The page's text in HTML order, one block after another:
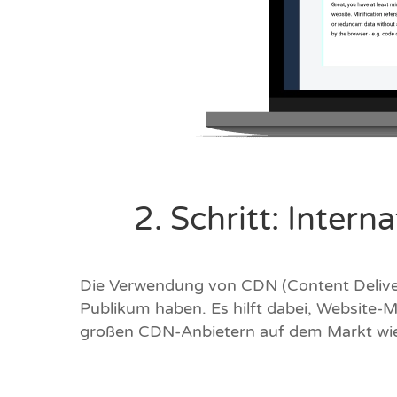
2. Schritt:
Die Verwendung von CDN (Content
Publikum haben. Es hilft dabei, Website-
großen CDN-Anbietern auf dem Markt